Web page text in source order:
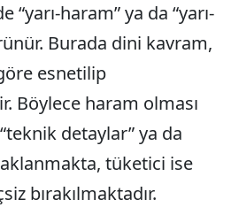
“yarı-haram” ya da “yarı-
Burada dini kavram,
esnetilip
Böylece haram olması
detaylar” ya da
tüketici ise
bırakılmaktadır.